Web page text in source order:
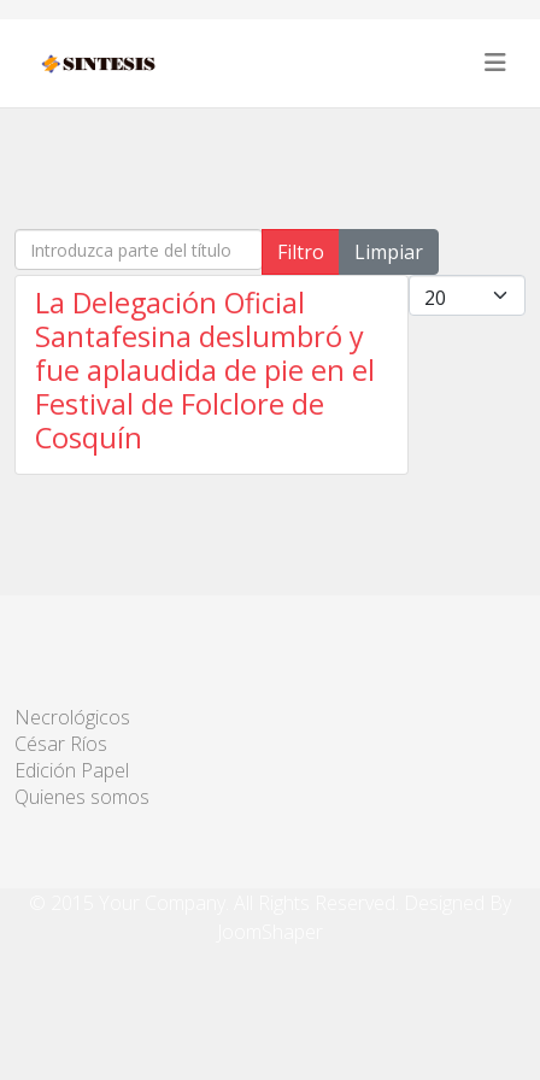
Introduzca parte del título Filtro
Limpiar
Cantidad
La Delegación Oficial
Santafesina deslumbró y
fue aplaudida de pie en el
Festival de Folclore de
Cosquín
Necrológicos
César Ríos
Edición Papel
Quienes somos